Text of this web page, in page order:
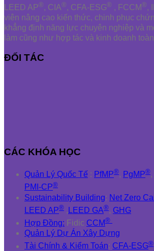
LEED AP®, CIA®, CFA-ESG® , FCCM®,
viên nâng cao kiến thức, chinh phục
khẳng định năng lực chuyên nghiệp và
làm cũng như hợp tác và kinh doanh
ĐỐI TÁC
CÁC KHÓA HỌC
Quản Lý Quốc Tế : PfMP®, PgMP®,
PMI-CP®
Sustainability Building: Net Zero
LEED AP® , LEED GA®, GHG
Hợp Đồng: Fidic CCM®
Quản Lý Dự Án Xây Dựng
Tài Chính & Kiểm Toán: CFA-ESG®